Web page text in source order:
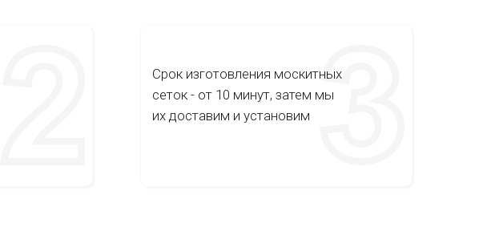
Срок изготовления москитных
сеток - от 10 минут, затем мы
их доставим и установим